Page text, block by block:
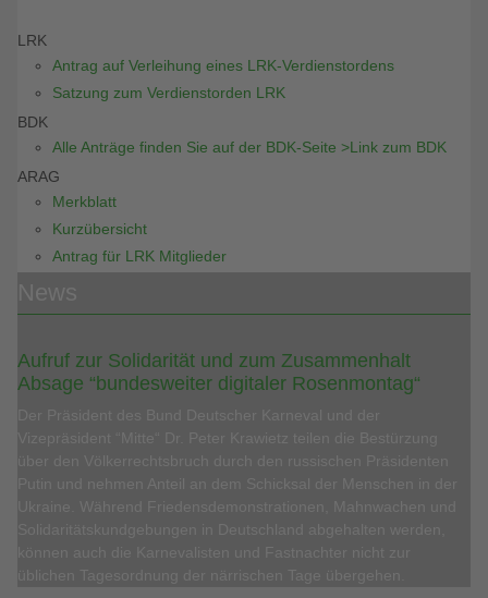
LRK
Antrag auf Verleihung eines LRK-Verdienstordens
Satzung zum Verdienstorden LRK
BDK
Alle Anträge finden Sie auf der BDK-Seite >Link zum BDK
ARAG
Merkblatt
Kurzübersicht
Antrag für LRK Mitglieder
Aufruf zur Solidarität und zum Zusammenhalt
Absage “bundesweiter digitaler Rosenmontag“